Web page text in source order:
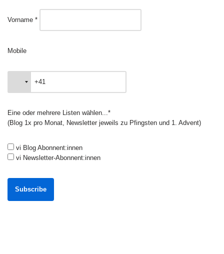
Vorname *
Mobile
Eine oder mehrere Listen wählen...*
(Blog 1x pro Monat, Newsletter jeweils zu Pfingsten und 1. Advent)
vi Blog Abonnent:innen
vi Newsletter-Abonnent:innen